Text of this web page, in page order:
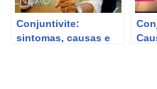
Conjuntivite:
sintomas, causas e